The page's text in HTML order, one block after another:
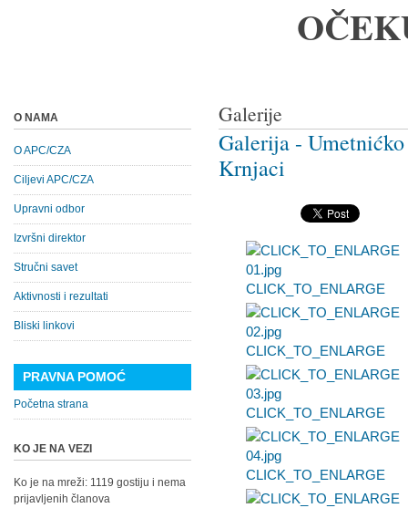
Galerije
Galerija -
Krnjaci
CLICK_TO_ENLARGE
CLICK_TO_ENLARGE
CLICK_TO_ENLARGE
CLICK_TO_ENLARGE
O NAMA
O APC/CZA
Ciljevi APC/CZA
Upravni odbor
Izvršni direktor
Stručni savet
Aktivnosti i rezultati
Bliski linkovi
PRAVNA POMOĆ
Početna strana
KO JE NA VEZI
Ko je na mreži: 1119 gostiju i nema
prijavljenih članova